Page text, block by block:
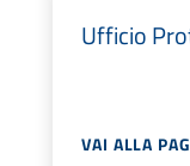
Ufficio
VAI ALLA